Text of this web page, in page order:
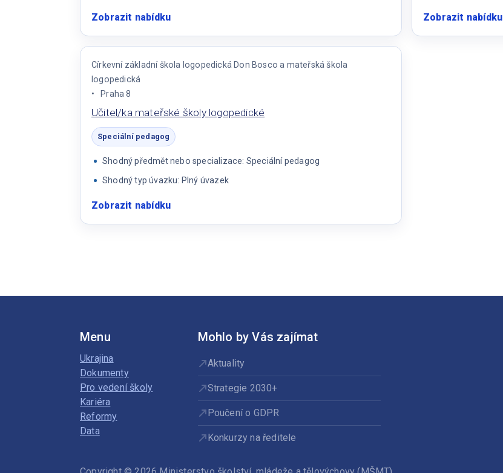
Zobrazit nabídku:
pedagog/
žka
Zobrazit nabídku:
Církevní základní škola logopedická Don Bosco a mateřská škola
logopedická
Praha 8
Učitel/ka mateřské školy logopedické
Speciální pedagog
Shodný předmět nebo specializace: Speciální pedagog
Shodný typ úvazku: Plný úvazek
Zobrazit nabídku:
Menu
Ukrajina
Dokumenty
Pro vedení školy
Kariéra
Reformy
Data
Mohlo by Vás zajímat
Aktuality
Strategie 2030+
Poučení o GDPR
Konkurzy na ředitele